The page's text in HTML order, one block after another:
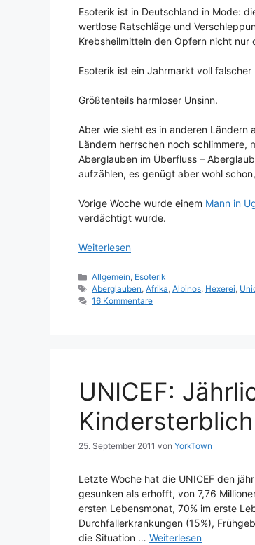
Esoterik ist in Deutschland in Mode:
wertlose Ratschläge und
Krebsheilmitteln den Opfern nicht
Esoterik ist ein Jahrmarkt voll
Größtenteils harmloser Unsinn.
Aber wie sieht es in anderen Ländern
Ländern herrschen noch
Aberglauben im Überfluss –
aufzählen, es genügt aber wohl
Vorige Woche wurde einem Mann in
verdächtigt wurde.
Weiterlesen
Kategorien
Allgemein, Esoterik
Schlagwörter
Aberglauben,Afrika,Albinos, Hexerei,
16 Kommentare
UNICEF:
25. September 2011 von YorkTown
Letzte Woche hat die UNICEF den
gesunken als erhofft, von 7,76
ersten Lebensmonat, 70% im erste
Durchfallerkrankungen (15%),
die Situation … Weiterlesen